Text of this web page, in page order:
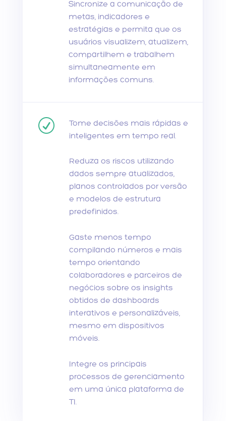
Sincronize a comunicação de
metas, indicadores e
estratégias e permita que os
usuários visualizem, atualizem,
compartilhem e trabalhem
simultaneamente em
informações comuns.
R
Tome decisões mais rápidas e
inteligentes em tempo real.
Reduza os riscos utilizando
dados sempre atualizados,
planos controlados por versão
e modelos de estrutura
predefinidos.
Gaste menos tempo
compilando números e mais
tempo orientando
colaboradores e parceiros de
negócios sobre os insights
obtidos de dashboards
interativos e personalizáveis,
mesmo em dispositivos
móveis.
Integre os principais
processos de gerenciamento
em uma única plataforma de
TI.